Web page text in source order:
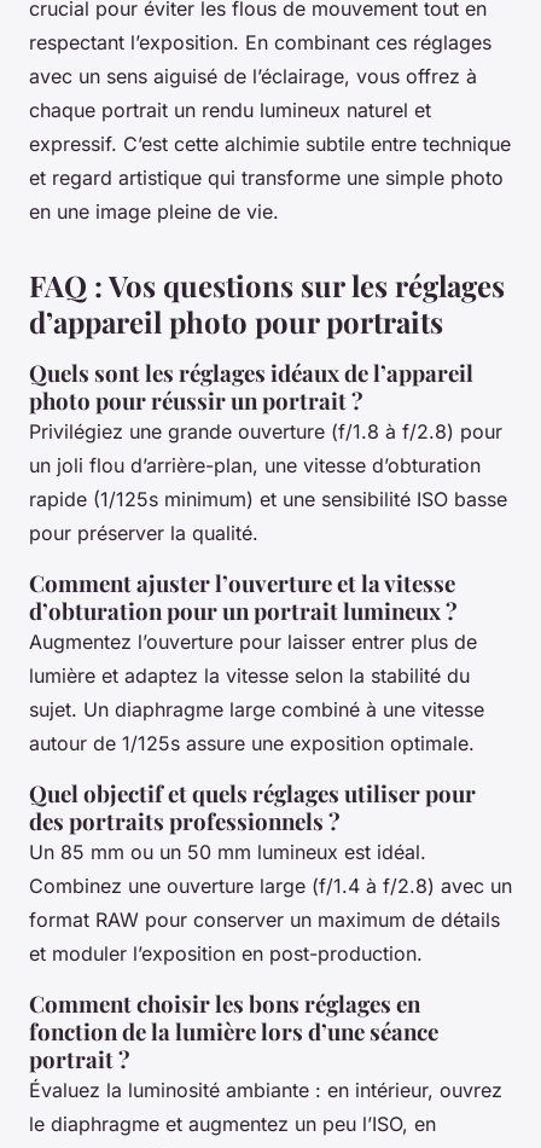
crucial pour éviter les flous de mouvement tout en
respectant l’exposition. En combinant ces réglages
avec un sens aiguisé de l’éclairage, vous offrez à
chaque portrait un rendu lumineux naturel et
expressif. C’est cette alchimie subtile entre technique
et regard artistique qui transforme une simple photo
en une image pleine de vie.
FAQ : Vos questions sur les réglages
d’appareil photo pour portraits
Quels sont les réglages idéaux de l’appareil
photo pour réussir un portrait ?
Privilégiez une grande ouverture (f/1.8 à f/2.8) pour
un joli flou d’arrière-plan, une vitesse d’obturation
rapide (1/125s minimum) et une sensibilité ISO basse
pour préserver la qualité.
Comment ajuster l’ouverture et la vitesse
d’obturation pour un portrait lumineux ?
Augmentez l’ouverture pour laisser entrer plus de
lumière et adaptez la vitesse selon la stabilité du
sujet. Un diaphragme large combiné à une vitesse
autour de 1/125s assure une exposition optimale.
Quel objectif et quels réglages utiliser pour
des portraits professionnels ?
Un 85 mm ou un 50 mm lumineux est idéal.
Combinez une ouverture large (f/1.4 à f/2.8) avec un
format RAW pour conserver un maximum de détails
et moduler l’exposition en post-production.
Comment choisir les bons réglages en
fonction de la lumière lors d’une séance
portrait ?
Évaluez la luminosité ambiante : en intérieur, ouvrez
le diaphragme et augmentez un peu l’ISO, en